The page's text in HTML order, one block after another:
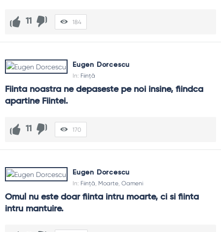
11 184
Eugen Dorcescu
In: Ființă
Fiinta noastra ne depaseste pe noi insine, fiindca
apartine Fiintei.
11 170
Eugen Dorcescu
In: Ființă, Moarte, Oameni
Omul nu este doar fiinta intru moarte, ci si fiinta
intru mantuire.